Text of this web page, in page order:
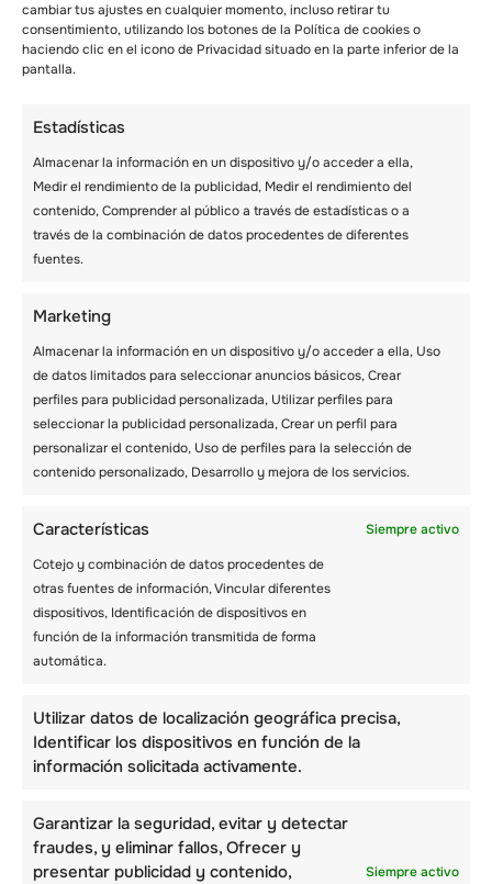
cambiar tus ajustes en cualquier momento, incluso retirar tu
consentimiento, utilizando los botones de la Política de cookies o
haciendo clic en el icono de Privacidad situado en la parte inferior de la
pantalla.
Estadísticas
Almacenar la información en un dispositivo y/o acceder a ella,
Medir el rendimiento de la publicidad, Medir el rendimiento del
contenido, Comprender al público a través de estadísticas o a
través de la combinación de datos procedentes de diferentes
fuentes.
Marketing
Almacenar la información en un dispositivo y/o acceder a ella, Uso
de datos limitados para seleccionar anuncios básicos, Crear
perfiles para publicidad personalizada, Utilizar perfiles para
seleccionar la publicidad personalizada, Crear un perfil para
personalizar el contenido, Uso de perfiles para la selección de
contenido personalizado, Desarrollo y mejora de los servicios.
Características
Siempre activo
Cotejo y combinación de datos procedentes de
otras fuentes de información, Vincular diferentes
dispositivos, Identificación de dispositivos en
función de la información transmitida de forma
automática.
Utilizar datos de localización geográfica precisa,
Identificar los dispositivos en función de la
información solicitada activamente.
Garantizar la seguridad, evitar y detectar
fraudes, y eliminar fallos, Ofrecer y
presentar publicidad y contenido,
Siempre activo
Campamento
Residencial –
Verano